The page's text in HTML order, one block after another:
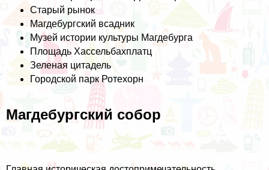
Старый рынок
Магдебургский всадник
Музей истории культуры Магдебурга
Площадь Хассельбахплатц
Зеленая цитадель
Городской парк Ротехорн
Магдебургский собор